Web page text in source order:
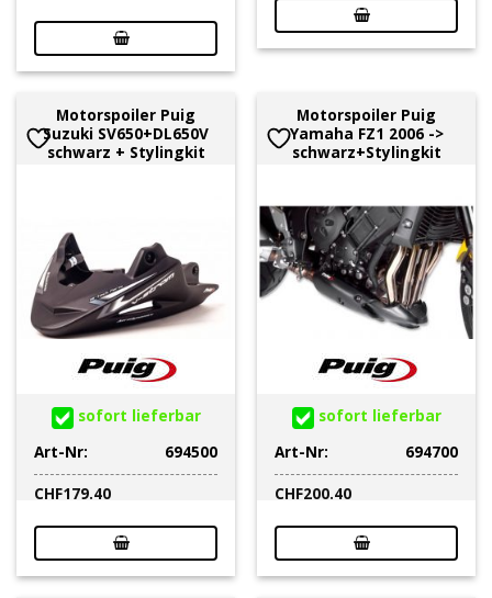
Motorspoiler Puig
Suzuki SV650+DL650V
schwarz + Stylingkit
sofort lieferbar
Art-Nr:
694500
CHF179.40
Motorspoiler Puig
Yamaha FZ1 2006 ->
schwarz+Stylingkit
sofort lieferbar
Art-Nr:
694700
CHF200.40